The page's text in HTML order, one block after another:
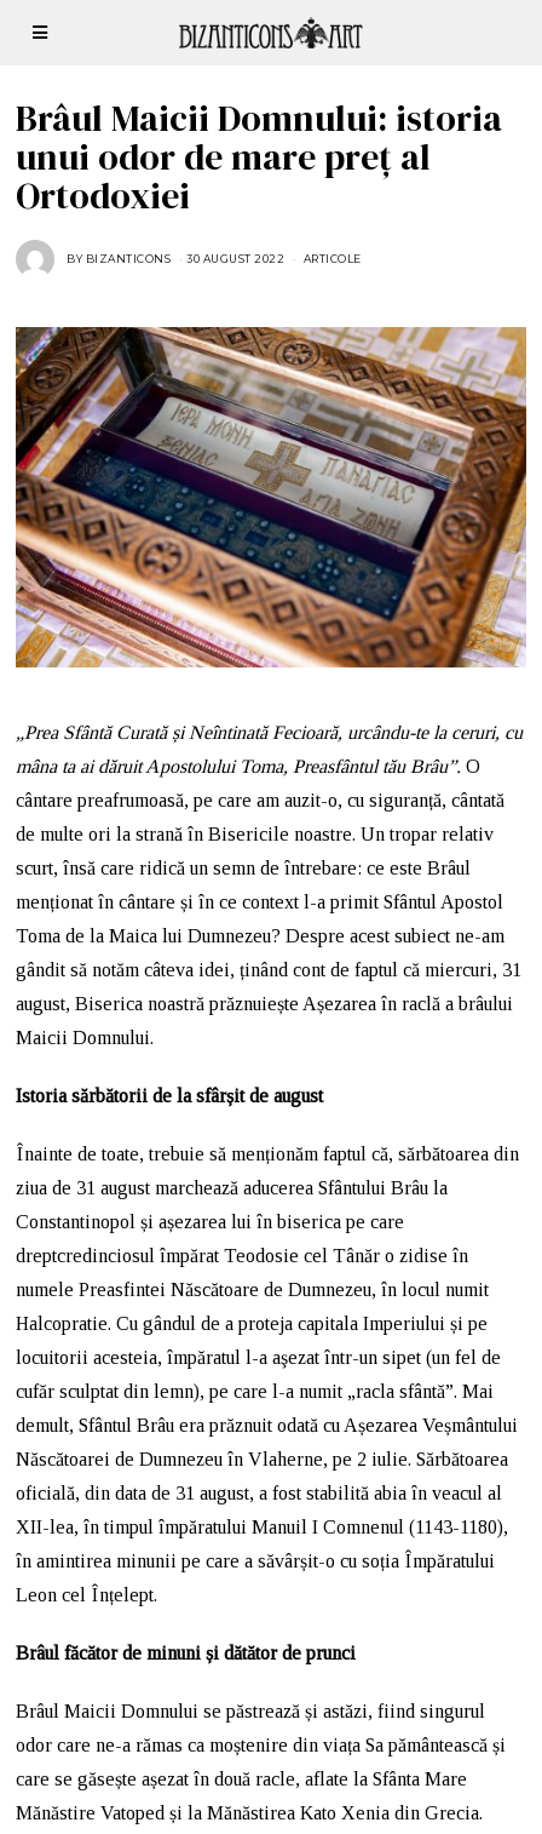
Brâul Maicii Domnului: istoria
unui odor de mare preț al
Ortodoxiei
BY BIZANTICONS 30 AUGUST 2022
U
S
T
2
0
2
2
ARTICOLE
„Prea Sfântă Curată și Neîntinată Fecioară, urcându-te la ceruri, cu
mâna ta ai dăruit Apostolului Toma, Preasfântul tău Brâu”.O
cântare preafrumoasă, pe care am auzit-o, cu siguranță, cântată
de multe ori la strană în Bisericile noastre. Un tropar relativ
scurt, însă care ridică un semn de întrebare: ce este Brâul
menționat în cântare și în ce context l-a primit Sfântul Apostol
Toma de la Maica lui Dumnezeu? Despre acest subiect ne-am
gândit să notăm câteva idei, ținând cont de faptul că miercuri, 31
august, Biserica noastră prăznuiește Așezarea în raclă a brâului
Maicii Domnului.
Istoria sărbătorii de la sfârșit de august
Înainte de toate, trebuie să menționăm faptul că, sărbătoarea din
ziua de 31 august marchează aducerea Sfântului Brâu la
Constantinopol și așezarea lui în biserica pe care
dreptcredinciosul împărat Teodosie cel Tânăr o zidise în
numele Preasfintei Născătoare de Dumnezeu, în locul numit
Halcopratie. Cu gândul de a proteja capitala Imperiului și pe
locuitorii acesteia, împăratul l-a aşezat într-un sipet (un fel de
cufăr sculptat din lemn), pe care l-a numit „racla sfântă”. Mai
demult, Sfântul Brâu era prăznuit odată cu Așezarea Veșmântului
Născătoarei de Dumnezeu în Vlaherne, pe 2 iulie. Sărbătoarea
oficială, din data de 31 august, a fost stabilită abia în veacul al
XII-lea, în timpul împăratului Manuil I Comnenul (1143-1180),
în amintirea minunii pe care a săvârșit-o cu soția Împăratului
Leon cel Înțelept.
Brâul făcător de minuni și dătător de prunci
Brâul Maicii Domnului se păstrează și astăzi, fiind singurul
odor care ne-a rămas ca moștenire din viața Sa pământească și
care se găsește așezat în două racle, aflate la Sfânta Mare
Mănăstire Vatoped și la Mănăstirea Kato Xenia din Grecia.